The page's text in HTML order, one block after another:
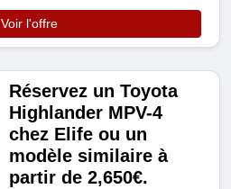
Voir l'offre
Réservez un Toyota
Highlander MPV-4
chez Elife ou un
modèle similaire à
partir de 2,650€.